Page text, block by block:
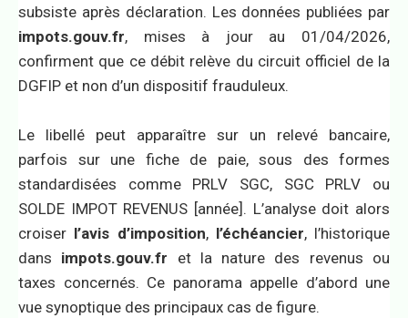
subsiste après déclaration. Les données publiées par
impots.gouv.fr, mises à jour au 01/04/2026,
confirment que ce débit relève du circuit officiel de la
DGFIP et non d’un dispositif frauduleux.
Le libellé peut apparaître sur un relevé bancaire,
parfois sur une fiche de paie, sous des formes
standardisées comme PRLV SGC, SGC PRLV ou
SOLDE IMPOT REVENUS [année]. L’analyse doit alors
croiser l’avis d’imposition, l’échéancier, l’historique
dans impots.gouv.fr et la nature des revenus ou
taxes concernés. Ce panorama appelle d’abord une
vue synoptique des principaux cas de figure.